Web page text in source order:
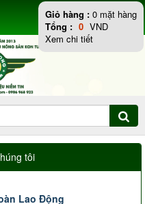
tôi
Lao Động
Giỏ hàng : 0 mặt hàng
Tổng : 0 VND
Xem chi tiết